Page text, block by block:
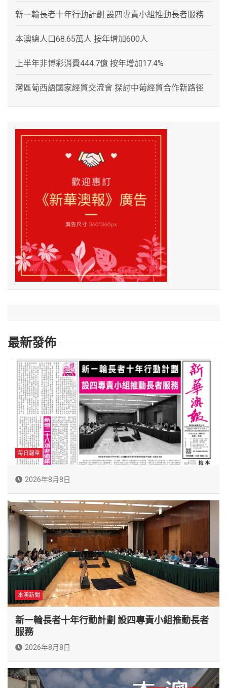
新一輪長者十年行動計劃 設四專責小組推動長者服務
本澳總人口68.65萬人 按年增加600人
上半年非博彩消費444.7億 按年增加17.4%
灣區葡西語國家經貿交流會 探討中葡經貿合作新路徑
最新發佈
每日報章
2026年8月8日
本澳新聞
新一輪長者十年行動計劃 設四專責小組推動長者
服務
2026年8月8日